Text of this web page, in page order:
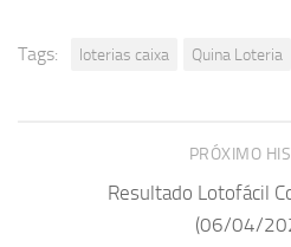
Tags: loterias caixa Quina Loteria
PRÓXIMO
Resultado Lotofácil
(06/04/